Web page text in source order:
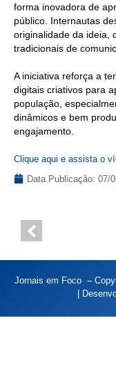
forma inovadora de
público. Internautas
originalidade da ideia,
tradicionais de
A iniciativa reforça a
digitais criativos para
população,
dinâmicos e bem
engajamento.
Clique aqui e assista o
Data Publicação: 07/
Jornais em Foco –
|